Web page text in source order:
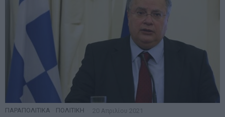
ΠΑΡΑΠΟΛΙΤΙΚΑ ΠΟΛΙΤΙΚΗ 20 Απριλίου 2021